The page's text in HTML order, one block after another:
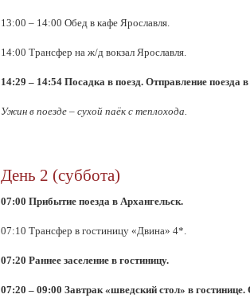
13:00 – 14:00 Обед в кафе Ярославля.
14:00 Трансфер на ж/д вокзал Ярославля.
14:29 – 14:54 Посадка в поезд. Отправление поезда
Ужин в поезде – сухой паёк с теплохода.
День 2 (суббота)
07:00 Прибытие поезда в Архангельск.
07:10 Трансфер в гостиницу «Двина» 4*.
07:20 Раннее заселение в гостиницу.
07:20 – 09:00 Завтрак «шведский стол» в